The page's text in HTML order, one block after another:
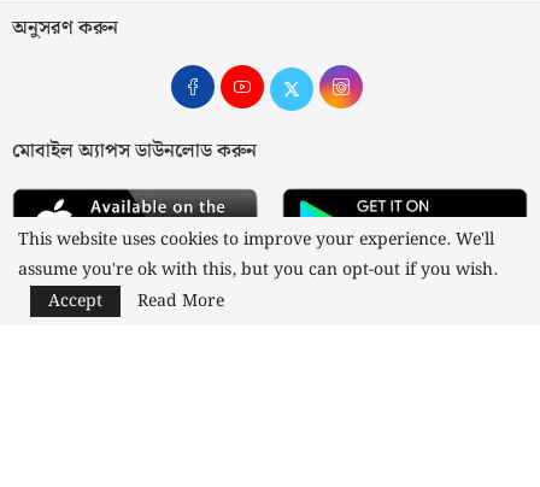
অনুসরণ করুন
মোবাইল অ্যাপস ডাউনলোড করুন
This website uses cookies to improve your experience. We'll
assume you're ok with this, but you can opt-out if you wish.
Accept
Read More